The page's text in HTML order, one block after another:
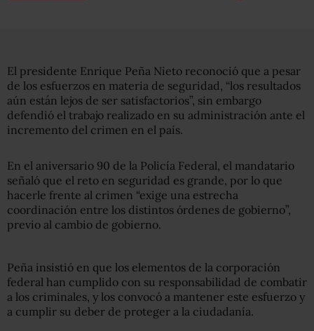
El presidente Enrique Peña Nieto reconoció que a pesar
de los esfuerzos en materia de seguridad, “los resultados
aún están lejos de ser satisfactorios”, sin embargo
defendió el trabajo realizado en su administración ante el
incremento del crimen en el país.
En el aniversario 90 de la Policía Federal, el mandatario
señaló que el reto en seguridad es grande, por lo que
hacerle frente al crimen “exige una estrecha
coordinación entre los distintos órdenes de gobierno”,
previo al cambio de gobierno.
Peña insistió en que los elementos de la corporación
federal han cumplido con su responsabilidad de combatir
a los criminales, y los convocó a mantener este esfuerzo y
a cumplir su deber de proteger a la ciudadanía.